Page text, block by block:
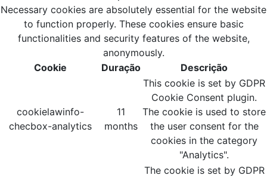
Necessary cookies are absolutely essential for the website
to function properly. These cookies ensure basic
functionalities and security features of the website,
anonymously.
Cookie
Duração Descrição
cookielawinfo-
checbox-analytics
11
months
This cookie is set by GDPR
Cookie Consent plugin.
The cookie is used to store
the user consent for the
cookies in the category
"Analytics".
The cookie is set by GDPR